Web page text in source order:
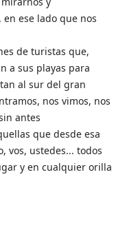
ese lado que nos
de turistas que,
a sus playas para
al sur del gran
nos vimos, nos
antes
que desde esa
vos, ustedes... todos
y en cualquier orilla